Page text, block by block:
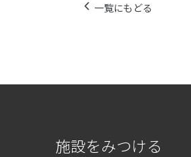
一覧にもどる
施設をみつける